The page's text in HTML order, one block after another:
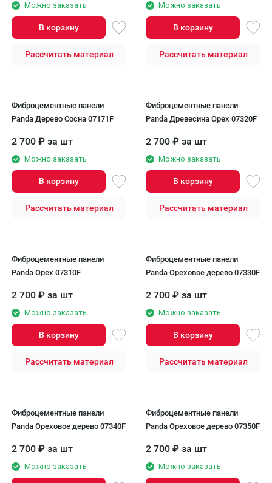
Можно заказать
В корзину
Рассчитать материал
Можно заказать
В корзину
Рассчитать материал
Фиброцементные панели
Panda Дерево Сосна 07171F
2 700 ₽ за шт
Можно заказать
В корзину
Рассчитать материал
Фиброцементные панели
Panda Древесина Орех 07320F
2 700 ₽ за шт
Можно заказать
В корзину
Рассчитать материал
Фиброцементные панели
Panda Орех 07310F
2 700 ₽ за шт
Можно заказать
В корзину
Рассчитать материал
Фиброцементные панели
Panda Ореховое дерево 07330F
2 700 ₽ за шт
Можно заказать
В корзину
Рассчитать материал
Фиброцементные панели
Panda Ореховое дерево 07340F
2 700 ₽ за шт
Можно заказать
Фиброцементные панели
Panda Ореховое дерево 07350F
2 700 ₽ за шт
Можно заказать